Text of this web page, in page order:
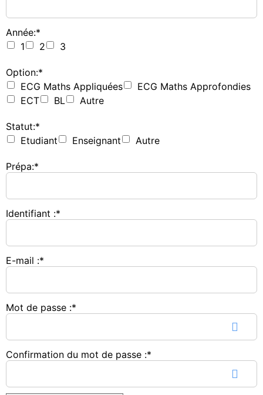
Année:*
1
2 3
Option:*
ECG Maths Appliquées
ECG Maths Approfondies
ECT
BL Autre
Statut:*
Etudiant
Enseignant Autre
Prépa:*
Identifiant :*
E-mail :*
Mot de passe :*
Confirmation du mot de passe :*